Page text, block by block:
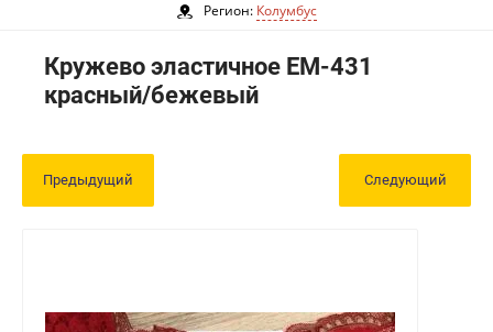
Регион: Колумбус
Кружево эластичное EM-431
красный/бежевый
Предыдущий Следующий